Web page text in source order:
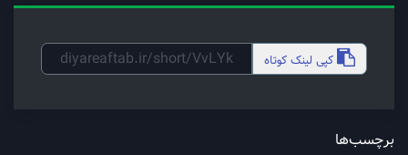
کپی لینک کوتاه
برچسب‌ها